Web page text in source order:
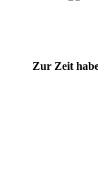
Zur Zeit